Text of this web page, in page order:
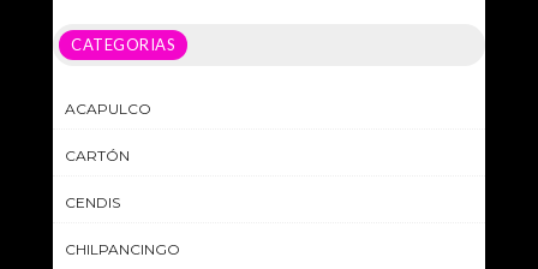
CATEGORIAS
ACAPULCO
CARTÓN
CENDIS
CHILPANCINGO